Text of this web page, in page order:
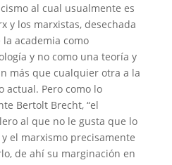
al cual usualmente es
y los marxistas, desechada
la academia como
y no como una teoría y
más que cualquier otra a la
actual. Pero como lo
Bertolt Brecht, “el
al que no le gusta que lo
el marxismo precisamente
de ahí su marginación en